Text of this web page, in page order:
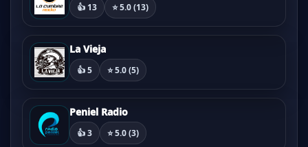
👍 13 ⭐ 5.0 (13)
La Vieja
👍 5 ⭐ 5.0 (5)
Peniel Radio
👍 3 ⭐ 5.0 (3)